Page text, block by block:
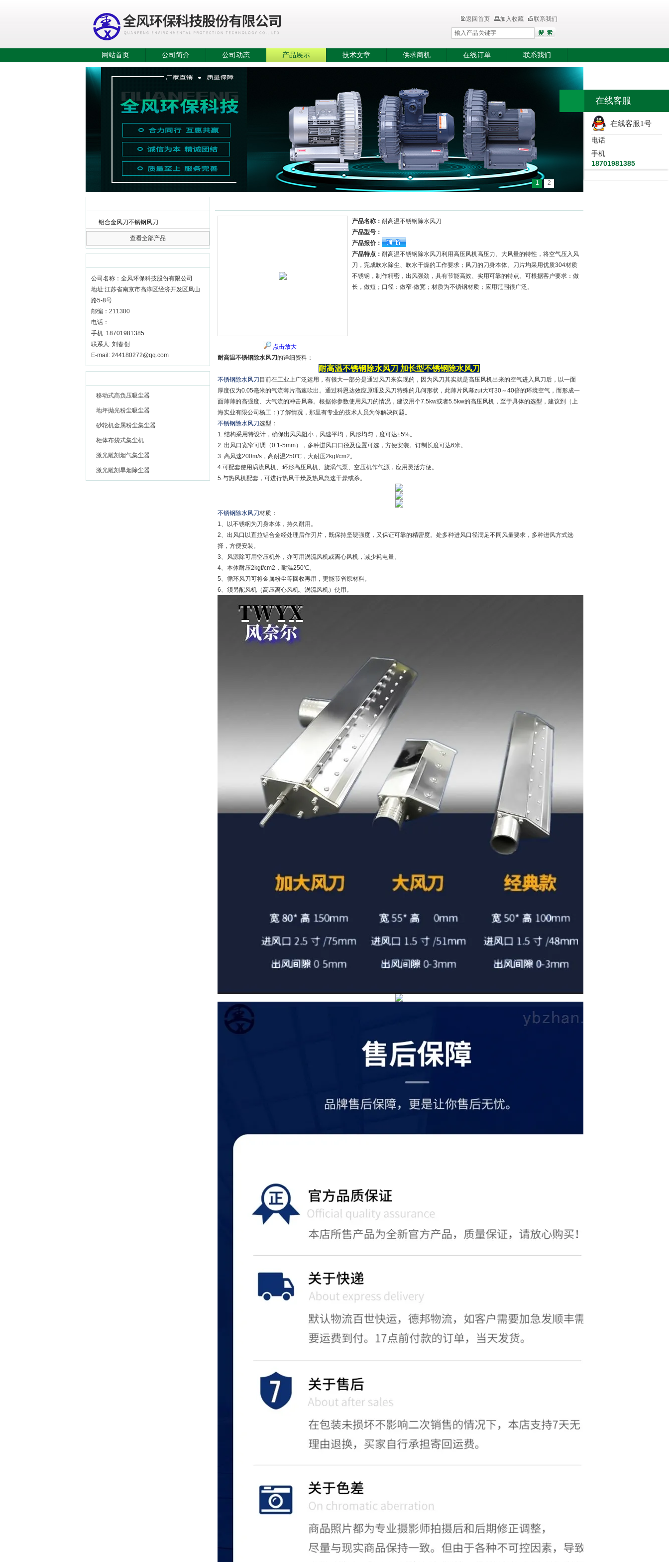
返回首页 加入收藏 联系我们
网站首页 公司简介 公司动态 产品展示 技术文章 供求商机 在线订单 联系我们
1 2
铝合金风刀不锈钢风刀
查看全部产品
公司名称：全风环保科技股份有限公司
地址:江苏省南京市高淳区经济开发区凤山
路5-8号
邮编：211300
电话：
手机: 18701981385
联系人: 刘春创
E-mail: 244180272@qq.com
移动式高负压吸尘器
地坪抛光粉尘吸尘器
砂轮机金属粉尘集尘器
柜体布袋式集尘机
激光雕刻烟气集尘器
激光雕刻旱烟除尘器
点击放大
产品名称： 耐高温不锈钢除水风刀
产品型号：
产品报价：
产品特点： 耐高温不锈钢除水风刀利用高压风机高压力、大风量的特性，将空气压入风
刀，完成吹水除尘、吹水干燥的工作要求；风刀的刀身本体、刀片均采用优质304材质
不锈钢，制作精密，出风强劲，具有节能高效、实用可靠的特点。可根据客户要求：做
长，做短；口径：做窄-做宽；材质为不锈钢材质；应用范围很广泛。
耐高温不锈钢除水风刀的详细资料：
耐高温不锈钢除水风刀 加长型不锈钢除水风刀
不锈钢除水风刀 目前在工业上广泛运用，有很大一部分是通过风刀来实现的，因为风刀其实就是高压风机出来的空气进入风刀后，以一面
厚度仅为0.05毫米的气流薄片高速吹出。通过科恩达效应原理及风刀特殊的几何形状，此薄片风幕zui大可30～40倍的环境空气，而形成一
面薄薄的高强度、大气流的冲击风幕。根据你参数使用风刀的情况，建议用个7.5kw或者5.5kw的高压风机，至于具体的选型，建议到（上
海实业有限公司杨工：)了解情况，那里有专业的技术人员为你解决问题。
不锈钢除水风刀选型：
1. 结构采用特设计，确保出风风阻小，风速平均，风形均匀，度可达±5%。
2. 出风口宽窄可调（0.1-5mm），多种进风口口径及位置可选，方便安装。订制长度可达6米。
3. 高风速200m/s，高耐温250℃，大耐压2kgf/cm2。
4.可配套使用涡流风机、环形高压风机、旋涡气泵、空压机作气源，应用灵活方便。
5.与热风机配套，可进行热风干燥及热风急速干燥或杀。
不锈钢除水风刀材质：
1、以不锈纲为刀身本体，持久耐用。
2、出风口以直拉铝合金经处理后作刃片，既保持坚硬强度，又保证可靠的精密度。处多种进风口径满足不同风量要求，多种进风方式选
择，方便安装。
3、风源除可用空压机外，亦可用涡流风机或离心风机，减少耗电量。
4、本体耐压2kgf/cm2，耐温250℃。
5、循环风刀可将金属粉尘等回收再用，更能节省原材料。
6、须另配风机（高压离心风机、涡流风机）使用。
在线客服
在线客服1号
电话
手机
18701981385